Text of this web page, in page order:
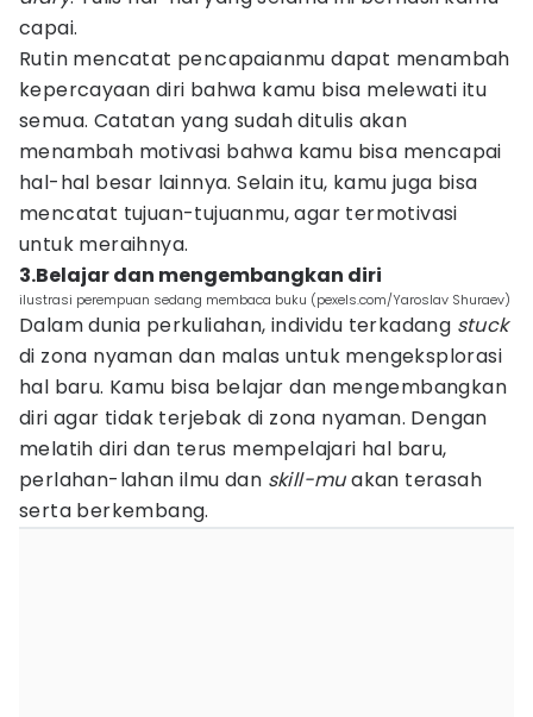
capai.
Rutin mencatat pencapaianmu dapat menambah
kepercayaan diri bahwa kamu bisa melewati itu
semua. Catatan yang sudah ditulis akan
menambah motivasi bahwa kamu bisa mencapai
hal-hal besar lainnya. Selain itu, kamu juga bisa
mencatat tujuan-tujuanmu, agar termotivasi
untuk meraihnya.
3.Belajar dan mengembangkan diri
ilustrasi perempuan sedang membaca buku (pexels.com/Yaroslav Shuraev)
Dalam dunia perkuliahan, individu terkadang stuck
di zona nyaman dan malas untuk mengeksplorasi
hal baru. Kamu bisa belajar dan mengembangkan
diri agar tidak terjebak di zona nyaman. Dengan
melatih diri dan terus mempelajari hal baru,
perlahan-lahan ilmu dan skill-muakan terasah
serta berkembang.